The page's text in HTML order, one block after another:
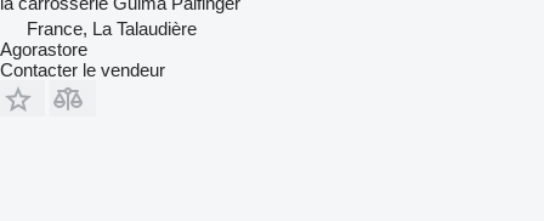
France, La Talaudière
Agorastore
Contacter le vendeur